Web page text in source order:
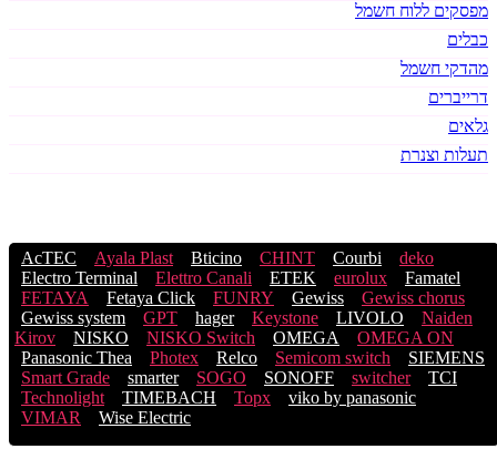
מפסקים ללוח חשמל
כבלים
מהדקי חשמל
דרייברים
גלאים
תעלות וצנרת
AcTEC Ayala Plast Bticino CHINT Courbi
deko
Electro Terminal
Elettro Canali ETEK eurolux
Famatel
FETAYA
Fetaya Click FUNRY Gewiss
Gewiss chorus
Gewiss system
GPT hager Keystone LIVOLO
Naiden
Kirov
NISKO NISKO Switch OMEGA
OMEGA ON
Panasonic Thea
Photex Relco Semicom switch
SIEMENS
Smart Grade
smarter SOGO SONOFF switcher
TCI
Technolight
TIMEBACH Topx
viko by panasonic
VIMAR
Wise Electric